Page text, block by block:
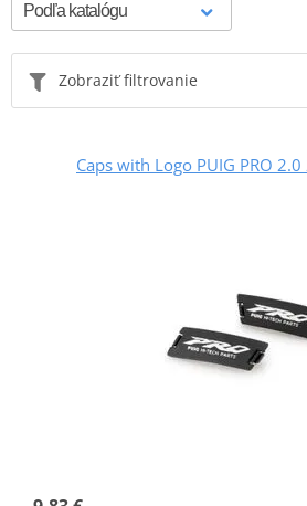
Zobraziť filtrovanie
Caps with Logo PUIG PRO